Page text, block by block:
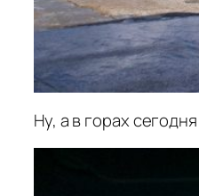
Ну, а в горах